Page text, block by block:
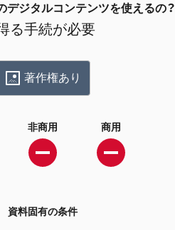
デジタルコンテンツを使えるの？
る手続が必要
著作権あり
非商用 商用
資料固有の条件